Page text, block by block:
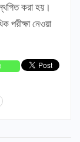
করা হয়।
পরীক্ষা নেওয়া